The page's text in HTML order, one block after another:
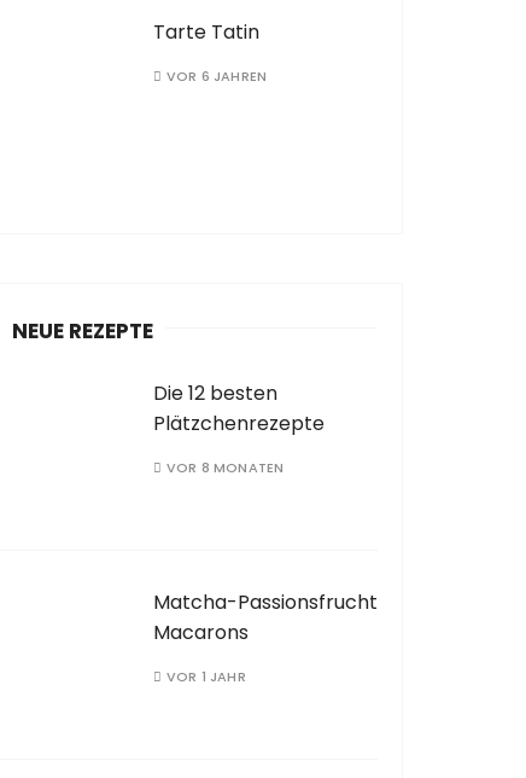
Tarte Tatin
VOR 6 JAHREN
NEUE REZEPTE
Die 12 besten
Plätzchenrezepte
VOR 8 MONATEN
Matcha-Passionsfrucht
Macarons
VOR 1 JAHR